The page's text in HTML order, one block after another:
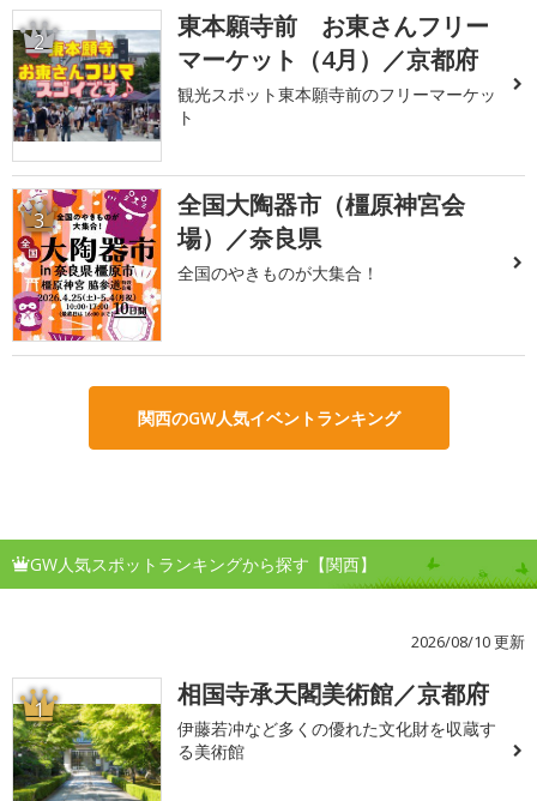
2
東本願寺前 お東さんフリー
マーケット（4月）／京都府
観光スポット東本願寺前のフリーマーケッ
ト
3
全国大陶器市（橿原神宮会
場）／奈良県
全国のやきものが大集合！
関西のGW人気イベントランキング
GW人気スポットランキングから探す【関西】
2026/08/10 更新
1 相国寺承天閣美術館／京都府
伊藤若冲など多くの優れた文化財を収蔵す
る美術館